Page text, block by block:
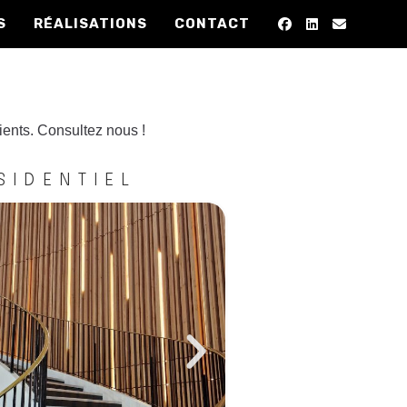
RÉALISATIONS CONTACT
Consultez nous !